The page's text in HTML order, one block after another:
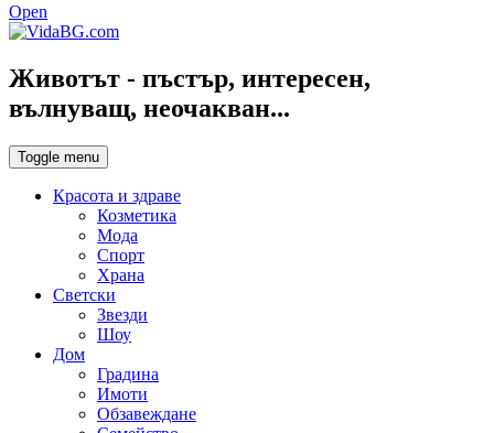
Open
Животът - пъстър, интересен,
вълнуващ, неочакван...
Toggle menu
Красота и здраве
Козметика
Мода
Спорт
Храна
Светски
Звезди
Шоу
Дом
Градина
Имоти
Обзавеждане